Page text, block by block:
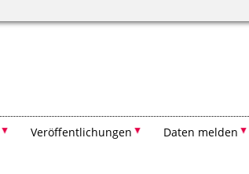
Veröffentlichungen Daten melden